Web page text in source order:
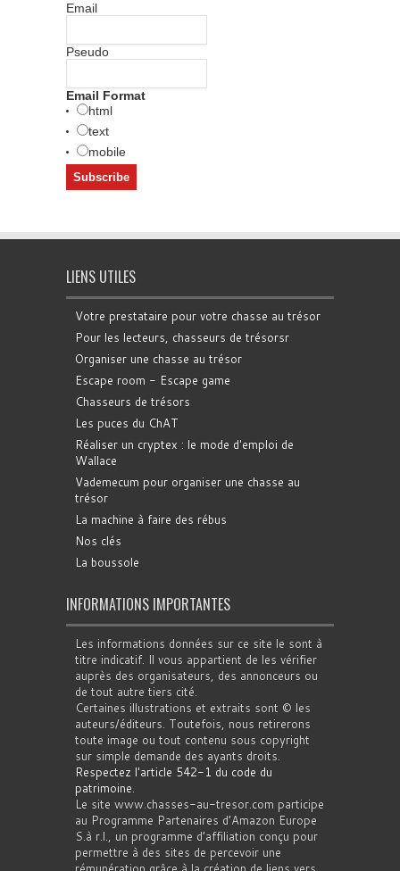
Email
Pseudo
Email Format
html
text
mobile
LIENS UTILES
Votre prestataire pour votre chasse au trésor
Pour les lecteurs, chasseurs de trésorsr
Organiser une chasse au trésor
Escape room - Escape game
Chasseurs de trésors
Les puces du ChAT
Réaliser un cryptex : le mode d'emploi de
Wallace
Vademecum pour organiser une chasse au
trésor
La machine à faire des rébus
Nos clés
La boussole
INFORMATIONS IMPORTANTES
Les informations données sur ce site le sont à
titre indicatif. Il vous appartient de les vérifier
auprès des organisateurs, des annonceurs ou
de tout autre tiers cité.
Certaines illustrations et extraits sont © les
auteurs/éditeurs. Toutefois, nous retirerons
toute image ou tout contenu sous copyright
sur simple demande des ayants droits.
Respectez l'article 542-1 du code du
patrimoine.
Le site www.chasses-au-tresor.com participe
au Programme Partenaires d’Amazon Europe
S.à r.l., un programme d’affiliation conçu pour
permettre à des sites de percevoir une